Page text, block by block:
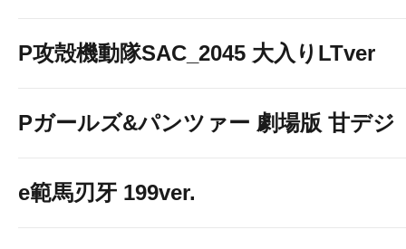
P攻殻機動隊SAC_2045 大入りLTver
Pガールズ&パンツァー 劇場版 甘デジ
e範馬刃牙 199ver.